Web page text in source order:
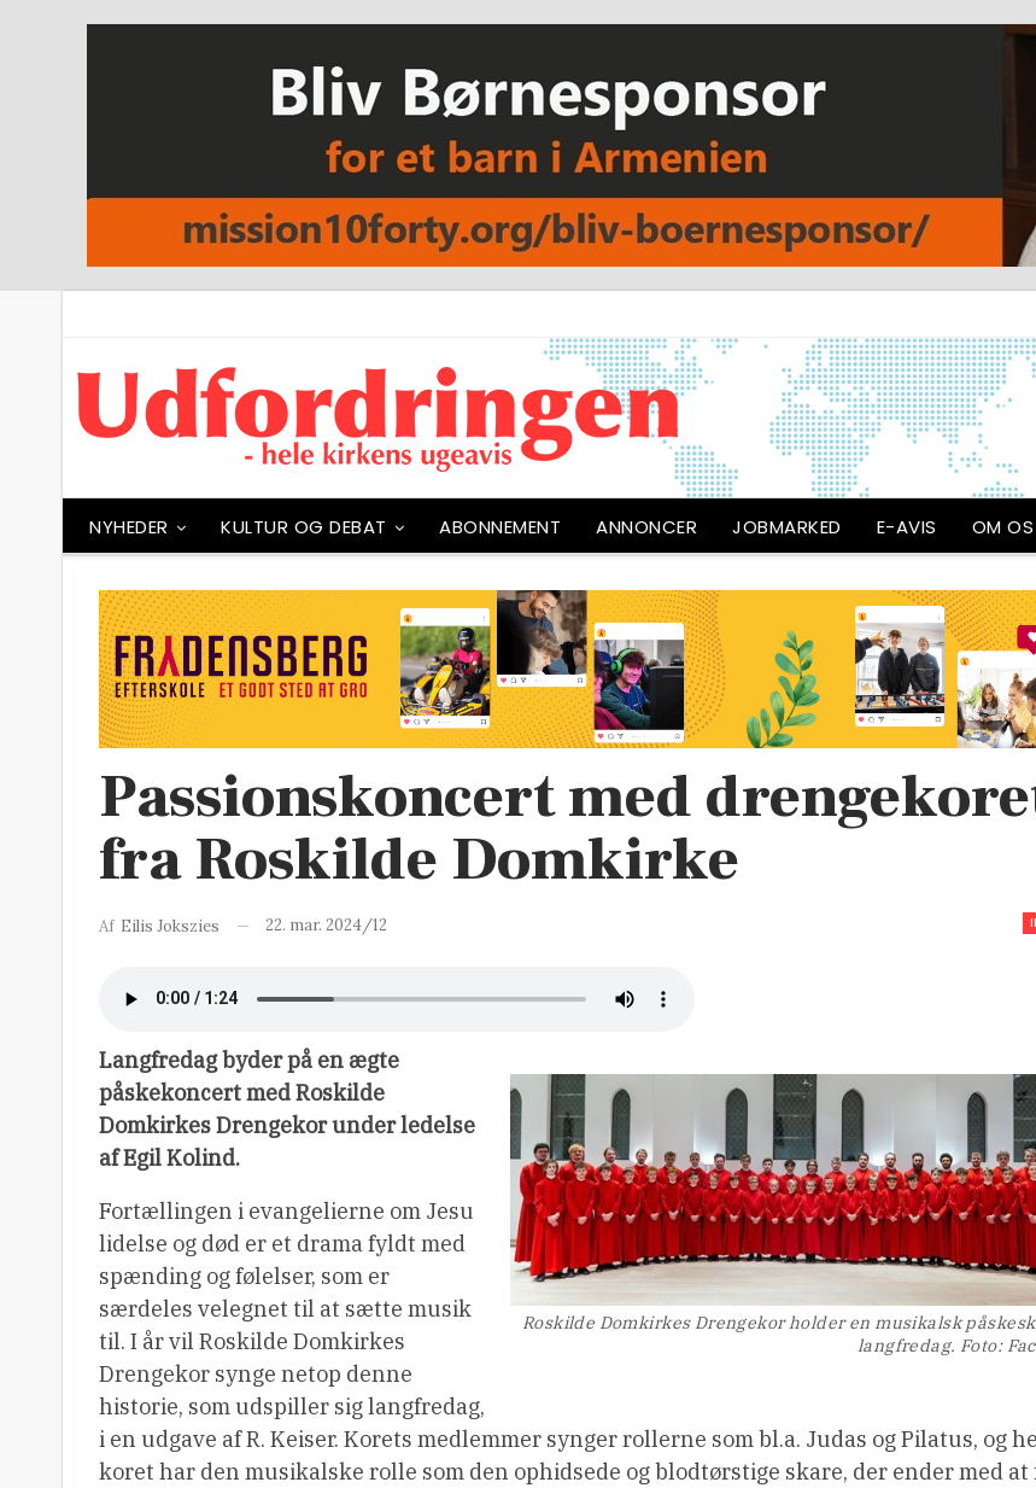
NYHEDER KULTUR OG DEBAT ABONNEMENT ANNONCER JOBMARKED E-AVIS OM OS
Passionskoncert med
fra Roskilde Domkirke
Af Eilis Jokszies 22. mar. 2024/12
Roskilde Domkirkes Drengekor holder en musikalsk
langfredag. Foto:
Langfredag byder på en ægte
påskekoncert med Roskilde
Domkirkes Drengekor under ledelse
af Egil Kolind.
Fortællingen i evangelierne om Jesu
lidelse og død er et drama fyldt med
spænding og følelser, som er
særdeles velegnet til at sætte musik
til. I år vil Roskilde Domkirkes
Drengekor synge netop denne
historie, som udspiller sig langfredag,
i en udgave af R. Keiser. Korets medlemmer synger rollerne som bl.a. Judas og Pilatus, og
koret har den musikalske rolle som den ophidsede og blodtørstige skare, der ender med at